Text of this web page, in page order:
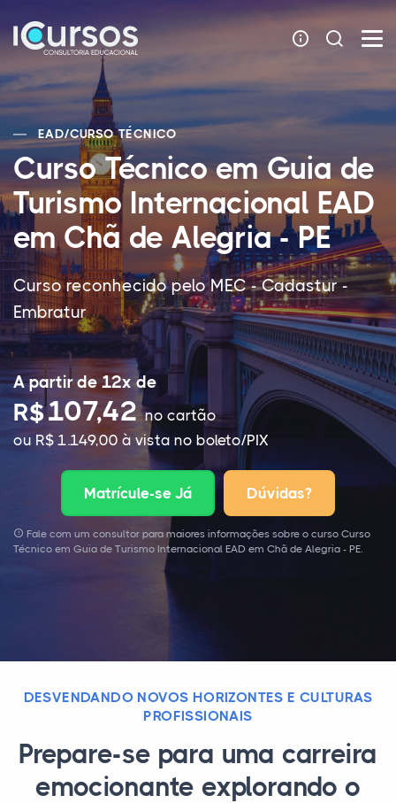
EAD/CURSO TÉCNICO
Curso Técnico em Guia de
Turismo Internacional EAD
em Chã de Alegria - PE
Curso reconhecido pelo MEC - Cadastur -
Embratur
A partir de 12x de
R$107,42no cartão
ou R$ 1.149,00 à vista no boleto/PIX
Matrícule-se Já Dúvidas?
Fale com um consultor para maiores informações sobre o curso Curso
Técnico em Guia de Turismo Internacional EAD em Chã de Alegria - PE.
DESVENDANDO NOVOS HORIZONTES E CULTURAS
PROFISSIONAIS
Prepare-se para uma carreira
emocionante explorando o